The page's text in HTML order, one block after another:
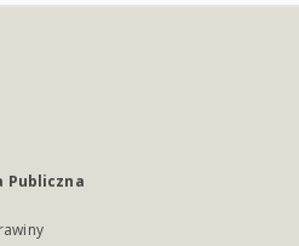
Publiczna